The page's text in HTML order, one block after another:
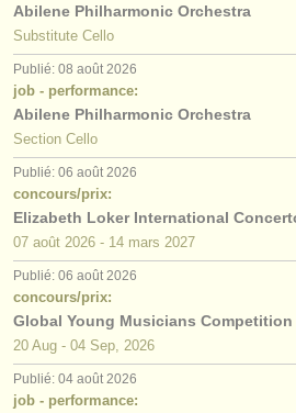
Abilene Philharmonic Orchestra
Substitute Cello
Publié: 08 août 2026
job - performance:
Abilene Philharmonic Orchestra
Section Cello
Publié: 06 août 2026
concours/prix:
Elizabeth Loker International
07 août 2026 - 14 mars 2027
Publié: 06 août 2026
concours/prix:
Global Young Musicians Competition
20 Aug - 04 Sep, 2026
Publié: 04 août 2026
job - performance: